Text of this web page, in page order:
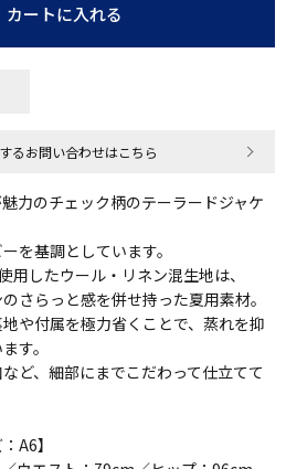
カートに入れる
るお問い合わせはこちら
力のチェック柄のテーラードジャケ
を基調としています。
用したウール・リネン混生地は、
さらっと感を併せ持った夏用素材。
や付属を極力省くことで、蒸れを抑
す。
ど、細部にまでこだわって仕立てて
A6】